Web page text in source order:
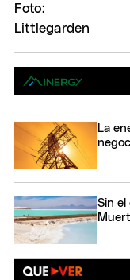
La
Sin el